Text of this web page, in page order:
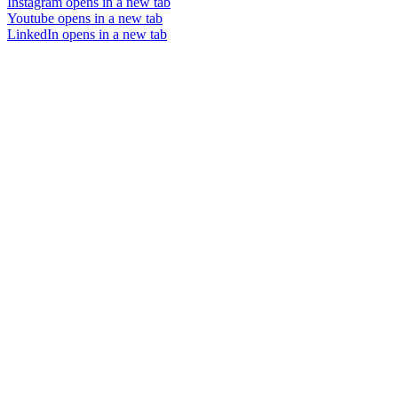
Youtube opens in a new tab
LinkedIn opens in a new tab